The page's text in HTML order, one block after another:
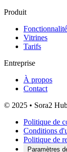
Produit
Vitrines
Tarifs
Entreprise
À propos
Contact
© 2025 • Sora2
Politique de
Conditions
Politique de
Paramètres